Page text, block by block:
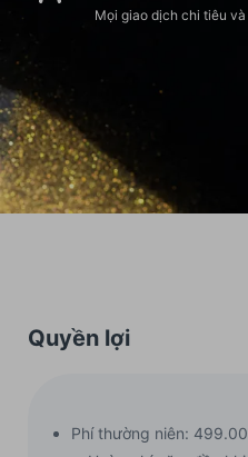
Mọi giao dịch chi tiêu
Quyền lợi
Phí thường niên: